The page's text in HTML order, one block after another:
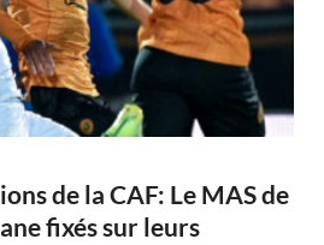
de la CAF: Le MAS de
fixés sur leurs